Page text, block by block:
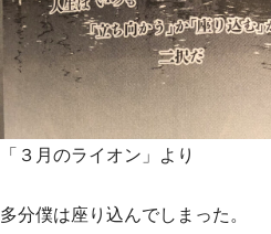
「３月のライオン」より
多分僕は座り込んでしまった。